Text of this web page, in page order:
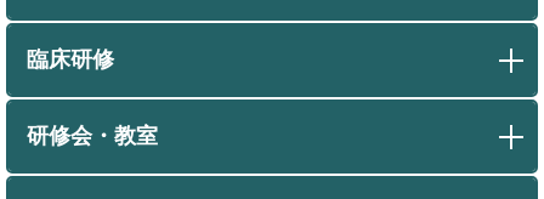
臨床研修
研修会・教室